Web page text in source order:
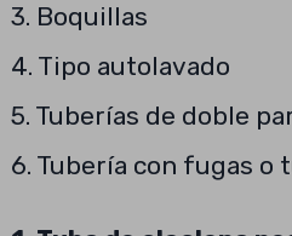
3. Boquillas
4. Tipo autolavado
5. Tuberías de doble
6. Tubería con fugas o